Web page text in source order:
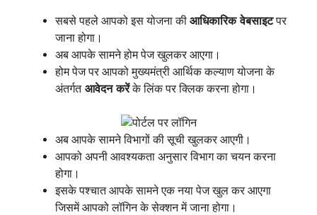
सबसे पहले आपको इस योजना की आधिकारिक वेबसाइटपर
जाना होगा।
अब आपके सामने होम पेज खुलकर आएगा।
होम पेज पर आपको मुख्यमंत्री आर्थिक कल्याण योजना के
अंतर्गतआवेदन करें के लिंक पर क्लिक करना होगा।
अब आपके सामने विभागों की सूची खुलकर आएगी।
आपको अपनी आवश्यकता अनुसार विभाग का चयन करना
होगा।
इसके पश्चात आपके सामने एक नया पेज खुल कर आएगा
जिसमें आपको लॉगिन के सेक्शन में जाना होगा।